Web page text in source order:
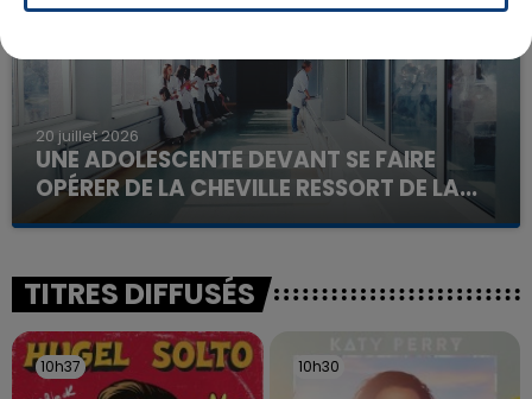
20 juillet 2026
UNE ADOLESCENTE DEVANT SE FAIRE
OPÉRER DE LA CHEVILLE RESSORT DE LA...
La famille a porté plainte contre la clinique qui a
excuses.
TITRES DIFFUSÉS
10h37
10h37 10h30
10h30